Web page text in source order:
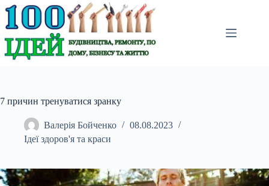
Перейти
до
вмісту
7 причин тренуватися зранку
Валерія Бойченко
08.08.2023
Ідеї здоров'я та краси